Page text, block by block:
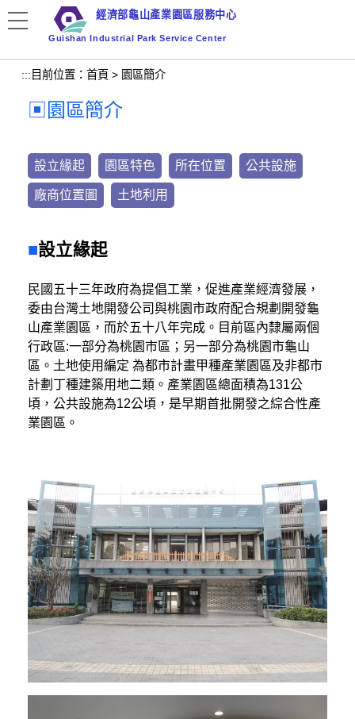
要
容
經濟部龜山產業園區服務中心
Guishan Industrial Park Service Center
::: 目前位置： 首頁 > 園區簡介
園區簡介
設立緣起 園區特色 所在位置 公共設施
廠商位置圖 土地利用
設立緣起
民國五十三年政府為提倡工業，促進產業經濟發展，
委由台灣土地開發公司與桃園市政府配合規劃開發龜
山產業園區，而於五十八年完成。目前區內隸屬兩個
行政區:一部分為桃園市區；另一部分為桃園市龜山
區。土地使用編定 為都市計畫甲種產業園區及非都市
計劃丁種建築用地二類。產業園區總面積為131公
頃，公共設施為12公頃，是早期首批開發之綜合性產
業園區。